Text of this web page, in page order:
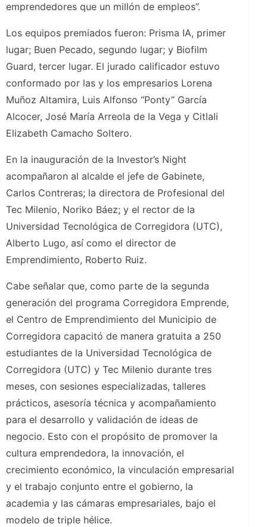
emprendedores que un millón de empleos”.
Los equipos premiados fueron: Prisma IA, primer
lugar; Buen Pecado, segundo lugar; y Biofilm
Guard, tercer lugar. El jurado calificador estuvo
conformado por las y los empresarios Lorena
Muñoz Altamira, Luis Alfonso “Ponty” García
Alcocer, José María Arreola de la Vega y Citlali
Elizabeth Camacho Soltero.
En la inauguración de la Investor’s Night
acompañaron al alcalde el jefe de Gabinete,
Carlos Contreras; la directora de Profesional del
Tec Milenio, Noriko Báez; y el rector de la
Universidad Tecnológica de Corregidora (UTC),
Alberto Lugo, así como el director de
Emprendimiento, Roberto Ruiz.
Cabe señalar que, como parte de la segunda
generación del programa Corregidora Emprende,
el Centro de Emprendimiento del Municipio de
Corregidora capacitó de manera gratuita a 250
estudiantes de la Universidad Tecnológica de
Corregidora (UTC) y Tec Milenio durante tres
meses, con sesiones especializadas, talleres
prácticos, asesoría técnica y acompañamiento
para el desarrollo y validación de ideas de
negocio. Esto con el propósito de promover la
cultura emprendedora, la innovación, el
crecimiento económico, la vinculación empresarial
y el trabajo conjunto entre el gobierno, la
academia y las cámaras empresariales, bajo el
modelo de triple hélice.